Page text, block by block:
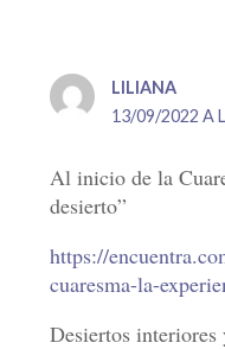
LILIANA
13/09/2022 A
Al inicio de la
desierto”
https://
cuaresma-la-
Desiertos interiores